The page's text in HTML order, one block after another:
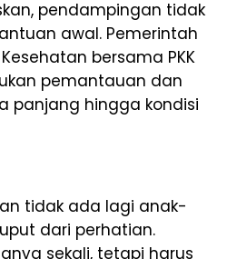
pendampingan tidak
awal. Pemerintah
bersama PKK
pemantauan dan
panjang hingga kondisi
tidak ada lagi anak-
dari perhatian.
sekali, tetapi harus